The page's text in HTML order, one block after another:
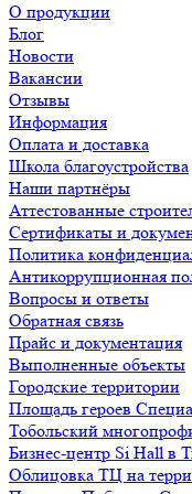
О продукции
Блог
Новости
Вакансии
Отзывы
Информация
Оплата и доставка
Школа благоустройства
Наши партнёры
Аттестованные
Сертификаты и
Политика
Антикоррупционная
Вопросы и ответы
Обратная связь
Прайс и документация
Выполненные объекты
Городские территории
Площадь героев
Тобольский
Бизнес-центр Si Hall в
Облицовка ТЦ на